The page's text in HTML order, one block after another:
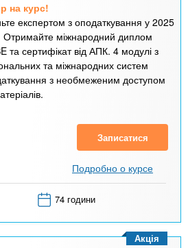
на курс!
експертом з оподаткування у 2025
Отримайте міжнародний диплом
та сертифікат від АПК. 4 модулі з
та міжнародних систем
з необмеженим доступом
Записатися
Подробно о курсе
74 години
Акція